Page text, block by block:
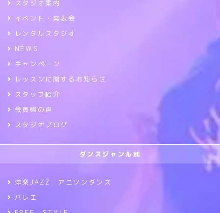
スタジオ案内
イベント・発表会
レンタルスタジオ
NEWS
キャンペーン
レッスンに関するお知らせ
スタッフ紹介
会員様の声
スタジオブログ
ダンスジャンル別
洋楽JAZZ アニソンダンス
バレエ